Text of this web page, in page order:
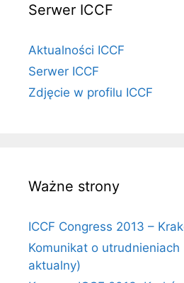
Serwer ICCF
Aktualności ICCF
Serwer ICCF
Zdjęcie w profilu ICCF
Ważne strony
ICCF Congress 2013 –
Komunikat o
aktualny)